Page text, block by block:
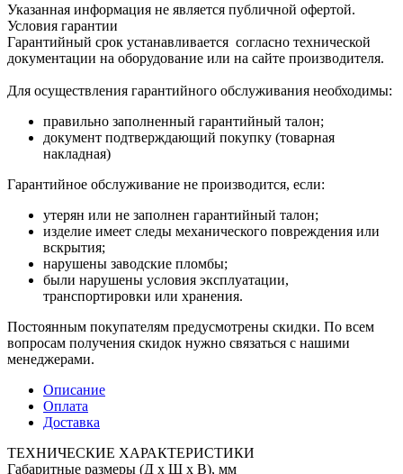
Указанная информация не является публичной офертой.
Условия гарантии
Гарантийный срок устанавливается согласно технической
документации на оборудование или на сайте производителя.
Для осуществления гарантийного обслуживания необходимы:
правильно заполненный гарантийный талон;
документ подтверждающий покупку (товарная
накладная)
Гарантийное обслуживание не производится, если:
утерян или не заполнен гарантийный талон;
изделие имеет следы механического повреждения или
вскрытия;
нарушены заводские пломбы;
были нарушены условия эксплуатации,
транспортировки или хранения.
Постоянным покупателям предусмотрены скидки. По всем
вопросам получения скидок нужно связаться с нашими
менеджерами.
Описание
Оплата
Доставка
ТЕХНИЧЕСКИЕ ХАРАКТЕРИСТИКИ
Габаритные размеры (Д х Ш х В), мм